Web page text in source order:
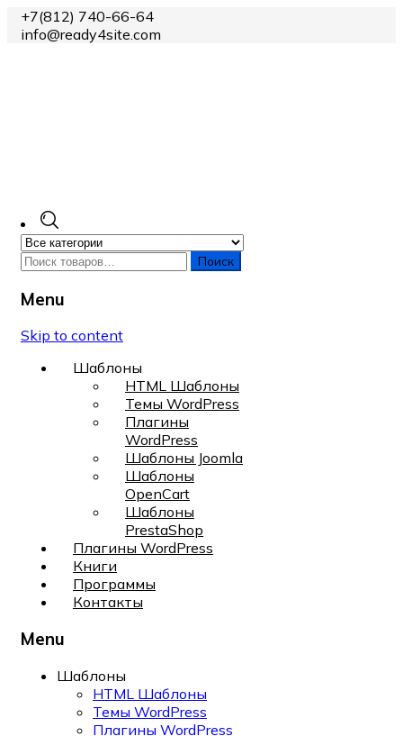
+7(812) 740-66-64
info@ready4site.com
Поиск
Menu
Skip to content
Шаблоны
HTML Шаблоны
Темы WordPress
Плагины
WordPress
Шаблоны Joomla
Шаблоны
OpenCart
Шаблоны
PrestaShop
Плагины WordPress
Книги
Программы
Контакты
Menu
Шаблоны
HTML Шаблоны
Темы WordPress
Плагины WordPress